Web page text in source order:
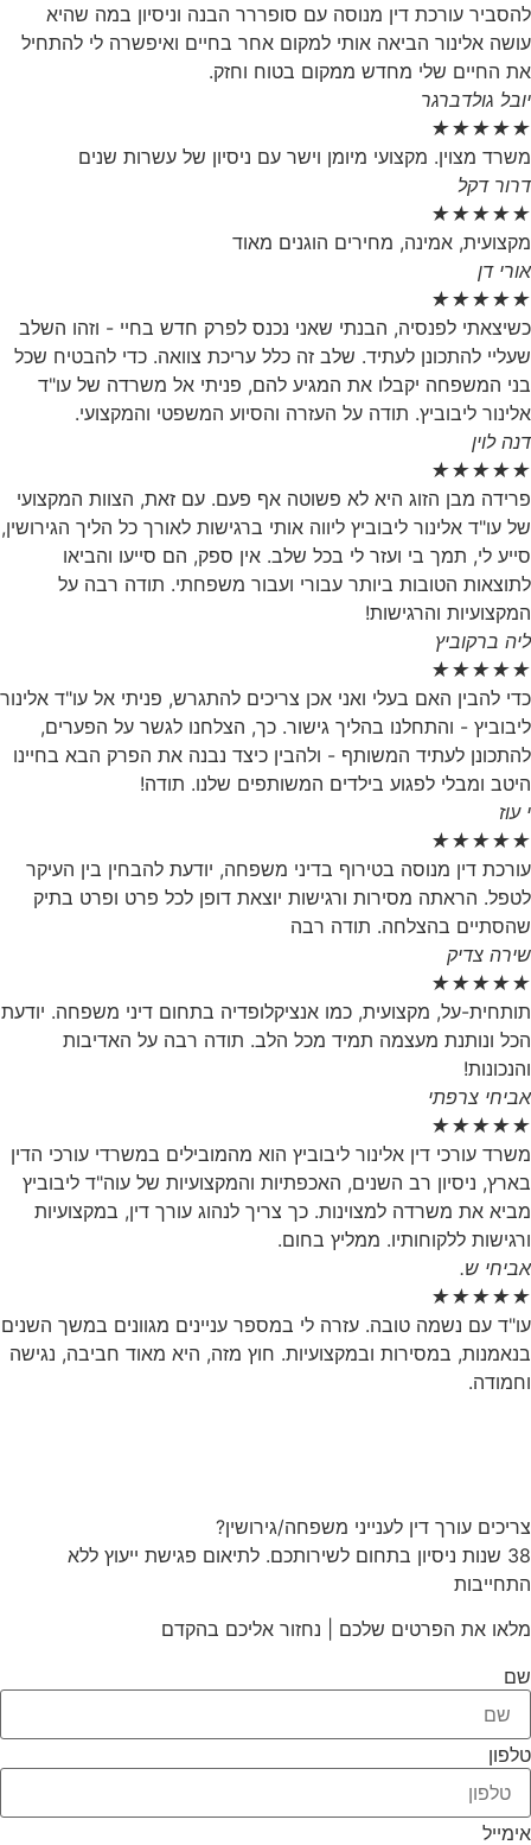
להסביר עורכת דין מנוסה עם סופררר הבנה וניסיון במה שהיא
עושה אלינור הביאה אותי למקום אחר בחיים ואיפשרה לי להתחיל
את החיים שלי מחדש ממקום בטוח וחזק.
יובל גולדברגר
★
★
★
★
★
משרד מצוין. מקצועי מיומן וישר עם ניסיון של עשרות שנים
דרור דקל
★
★
★
★
★
מקצועית, אמינה, מחירים הוגנים מאוד
אורי דן
★
★
★
★
★
כשיצאתי לפנסיה, הבנתי שאני נכנס לפרק חדש בחיי - וזהו השלב
שעליי להתכונן לעתיד. שלב זה כלל עריכת צוואה. כדי להבטיח שכל
בני המשפחה יקבלו את המגיע להם, פניתי אל משרדה של עו"ד
אלינור ליבוביץ. תודה על העזרה והסיוע המשפטי והמקצועי.
דנה לוין
★
★
★
★
★
פרידה מבן הזוג היא לא פשוטה אף פעם. עם זאת, הצוות המקצועי
של עו"ד אלינור ליבוביץ ליווה אותי ברגישות לאורך כל הליך הגירושין,
סייע לי, תמך בי ועזר לי בכל שלב. אין ספק, הם סייעו והביאו
לתוצאות הטובות ביותר עבורי ועבור משפחתי. תודה רבה על
המקצועיות והרגישות!
ליה ברקוביץ
★
★
★
★
★
כדי להבין האם בעלי ואני אכן צריכים להתגרש, פניתי אל עו"ד אלינור
ליבוביץ - והתחלנו בהליך גישור. כך, הצלחנו לגשר על הפערים,
להתכונן לעתיד המשותף - ולהבין כיצד נבנה את הפרק הבא בחיינו
היטב ומבלי לפגוע בילדים המשותפים שלנו. תודה!
י עוז
★
★
★
★
★
עורכת דין מנוסה בטירוף בדיני משפחה, יודעת להבחין בין העיקר
לטפל. הראתה מסירות ורגישות יוצאת דופן לכל פרט ופרט בתיק
שהסתיים בהצלחה. תודה רבה
שירה צדיק
★
★
★
★
★
תותחית-על, מקצועית, כמו אנציקלופדיה בתחום דיני משפחה. יודעת
הכל ונותנת מעצמה תמיד מכל הלב. תודה רבה על האדיבות
והנכונות!
אביחי צרפתי
★
★
★
★
★
משרד עורכי דין אלינור ליבוביץ הוא מהמובילים במשרדי עורכי הדין
בארץ, ניסיון רב השנים, האכפתיות והמקצועיות של עוה"ד ליבוביץ
מביא את משרדה למצוינות. כך צריך לנהוג עורך דין, במקצועיות
ורגישות ללקוחותיו. ממליץ בחום.
אביחי ש.
★
★
★
★
★
עו"ד עם נשמה טובה. עזרה לי במספר עניינים מגוונים במשך השנים
בנאמנות, במסירות ובמקצועיות. חוץ מזה, היא מאוד חביבה, נגישה
וחמודה.
צריכים עורך דין לענייני משפחה/גירושין?
38 שנות ניסיון בתחום לשירותכם. לתיאום פגישת ייעוץ ללא
התחייבות
מלאו את הפרטים שלכם | נחזור אליכם בהקדם
שם
טלפון
אימייל